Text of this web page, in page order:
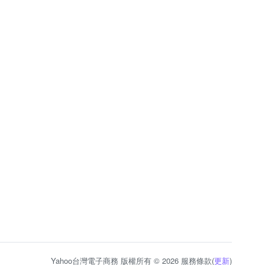
Yahoo台灣電子商務 版權所有 © 2026 服務條款(更新)